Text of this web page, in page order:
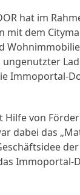
hat im
mit dem
Immoportal-
Hilfe von
dabei das